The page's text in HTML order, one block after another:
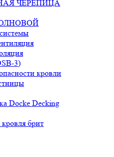
ЧЕРЕПИЦА
3)
кровли
Docke Decking
брит